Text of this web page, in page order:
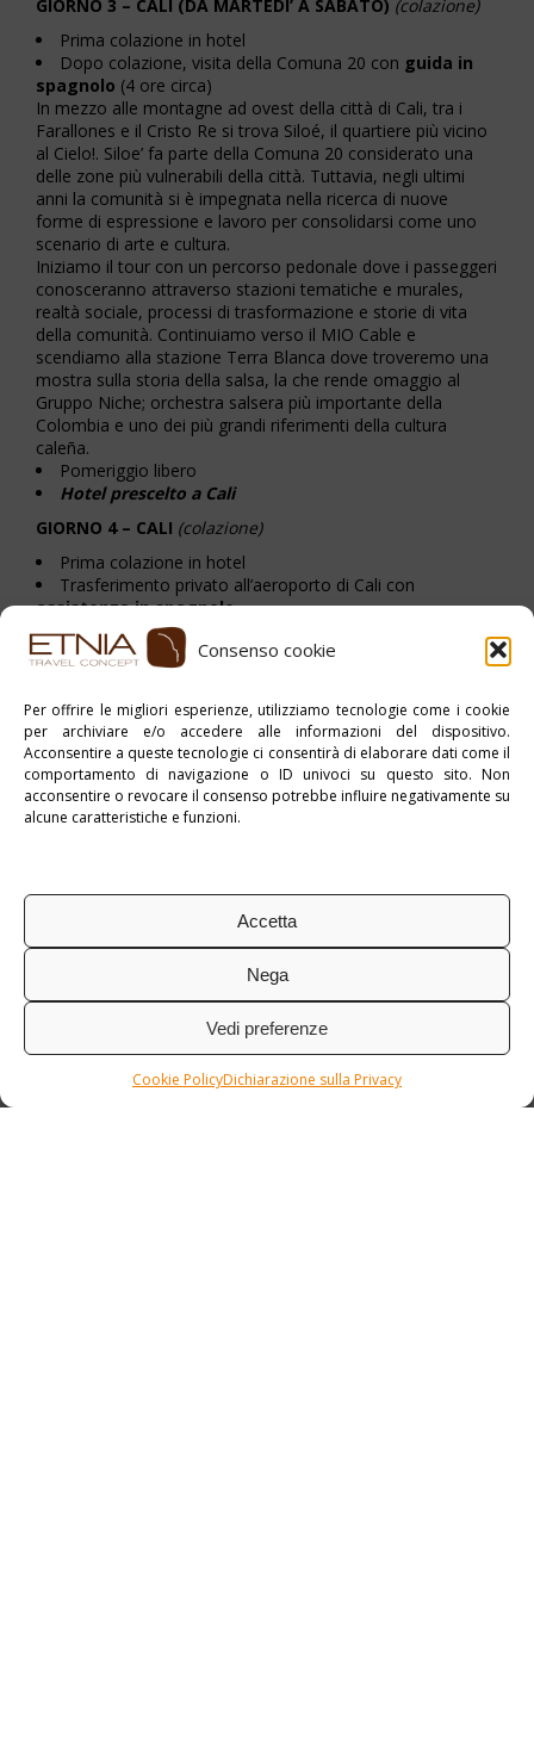
Consenso cookie
Per offrire le migliori esperienze, utilizziamo tecnologie come i cookie
per archiviare e/o accedere alle informazioni del dispositivo.
Acconsentire a queste tecnologie ci consentirà di elaborare dati come il
comportamento di navigazione o ID univoci su questo sito. Non
acconsentire o revocare il consenso potrebbe influire negativamente su
alcune caratteristiche e funzioni.
Accetta
Nega
Vedi preferenze
Cookie PolicyDichiarazione sulla Privacy
GIORNO 3 – CALI (DA MARTEDI’ A SABATO) (colazione)
Prima colazione in hotel
Dopo colazione, visita della Comuna 20 con guida in
spagnolo (4 ore circa)
In mezzo alle montagne ad ovest della città di Cali, tra i
Farallones e il Cristo Re si trova Siloé, il quartiere più vicino
al Cielo!. Siloe’ fa parte della Comuna 20 considerato una
delle zone più vulnerabili della città. Tuttavia, negli ultimi
anni la comunità si è impegnata nella ricerca di nuove
forme di espressione e lavoro per consolidarsi come uno
scenario di arte e cultura.
Iniziamo il tour con un percorso pedonale dove i passeggeri
conosceranno attraverso stazioni tematiche e murales,
realtà sociale, processi di trasformazione e storie di vita
della comunità. Continuiamo verso il MIO Cable e
scendiamo alla stazione Terra Blanca dove troveremo una
mostra sulla storia della salsa, la che rende omaggio al
Gruppo Niche; orchestra salsera più importante della
Colombia e uno dei più grandi riferimenti della cultura
caleña.
Pomeriggio libero
Hotel prescelto a Cali
GIORNO 4 – CALI (colazione)
Prima colazione in hotel
Trasferimento privato all’aeroporto di Cali con
assistenza in spagnolo
Stampa PDF
Pubblicato in:Colombia, myLatinAmerica
Tag:Tour Individuale